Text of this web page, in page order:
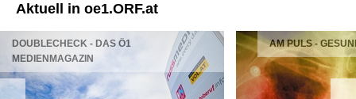
Aktuell in oe1.ORF.at
DOUBLECHECK - DAS Ö1
MEDIENMAGAZIN
AM PULS -